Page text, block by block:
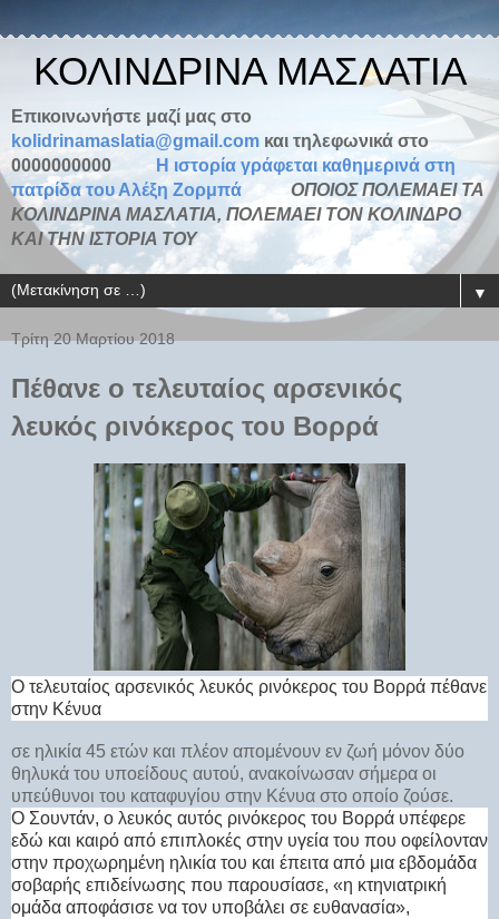
ΚΟΛΙΝΔΡΙΝΑ ΜΑΣΛΑΤΙΑ
Επικοινωνήστε μαζί μας στο
kolidrinamaslatia@gmail.com και τηλεφωνικά στο
0000000000
H ιστορία γράφεται καθημερινά στη
πατρίδα του Αλέξη Ζορμπά
ΟΠΟΙΟΣ ΠΟΛΕΜΑΕΙ ΤΑ
ΚΟΛΙΝΔΡΙΝΑ ΜΑΣΛΑΤΙΑ, ΠΟΛΕΜΑΕΙ ΤΟΝ ΚΟΛΙΝΔΡΟ
ΚΑΙ ΤΗΝ ΙΣΤΟΡΙΑ ΤΟΥ
▼
Τρίτη 20 Μαρτίου 2018
Πέθανε ο τελευταίος αρσενικός
λευκός ρινόκερος του Βορρά
Ο τελευταίος αρσενικός λευκός ρινόκερος του Βορρά πέθανε
στην Κένυα
σε ηλικία 45 ετών και πλέον απομένουν εν ζωή μόνον δύο
θηλυκά του υποείδους αυτού, ανακοίνωσαν σήμερα οι
υπεύθυνοι του καταφυγίου στην Κένυα στο οποίο ζούσε.
Ο Σουντάν, ο λευκός αυτός ρινόκερος του Βορρά υπέφερε
εδώ και καιρό από επιπλοκές στην υγεία του που οφείλονταν
στην προχωρημένη ηλικία του και έπειτα από μια εβδομάδα
σοβαρής επιδείνωσης που παρουσίασε, «η κτηνιατρική
ομάδα αποφάσισε να τον υποβάλει σε ευθανασία»,